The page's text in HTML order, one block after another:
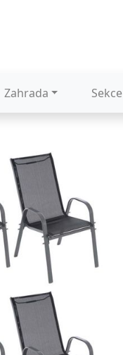
Zahrada Sekce